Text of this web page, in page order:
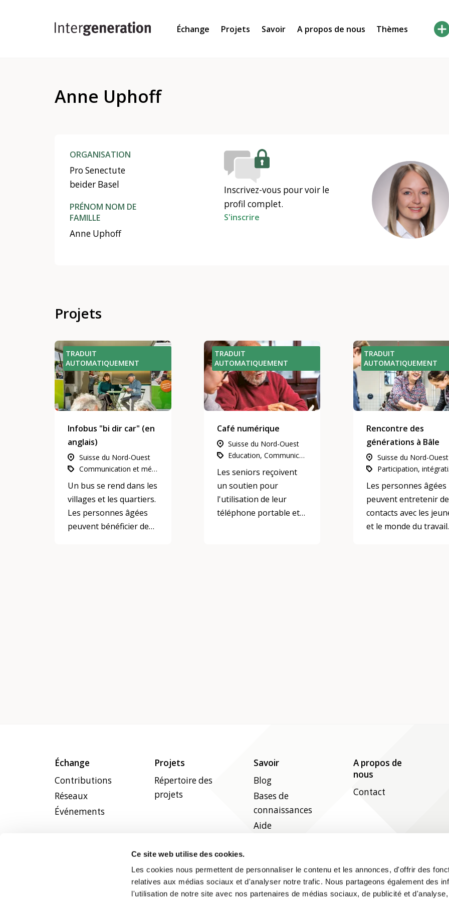
Ce site web utilise des cookies.
Les cookies nous permettent de personnaliser le contenu et les annonces, d'offrir des
relatives aux médias sociaux et d'analyser notre trafic. Nous partageons également des
l'utilisation de notre site avec nos partenaires de médias sociaux, de publicité et
Échange Projets Savoir A propos de nous Thèmes
Anne Uphoff
ORGANISATION
Pro Senectute
beider Basel
PRÉNOM NOM DE
FAMILLE
Anne Uphoff
Inscrivez-vous pour voir le
profil complet.
S'inscrire
Projets
TRADUIT
AUTOMATIQUEMENT
Infobus "bi dir car" (en
anglais)
Suisse du Nord-Ouest
Communication et médias, Politique intergénérationnelle et dialogue intergénérationnel, Participation, intégration et inclusion
Un bus se rend dans les
villages et les quartiers.
Les personnes âgées
peuvent bénéficier de
TRADUIT
AUTOMATIQUEMENT
Café numérique
Suisse du Nord-Ouest
Education, Communication et médias, Participation, intégration et inclusion
Les seniors reçoivent
un soutien pour
l'utilisation de leur
téléphone portable et
TRADUIT
AUTOMATIQUEMENT
Rencontre des
générations à Bâle
Suisse du Nord-Ouest
Les personnes âgées
peuvent entretenir
contacts avec les
et le monde du travail
Échange
Contributions
Réseaux
Événements
Projets
Répertoire des
projets
Savoir
Blog
Bases de
connaissances
Aide
A propos de
nous
Contact
Suivez-nous sur les réseaux sociaux